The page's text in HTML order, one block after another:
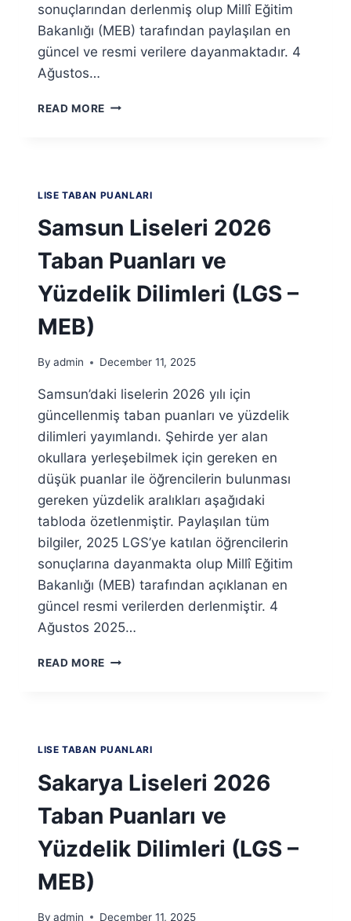
sonuçlarından derlenmiş olup Millî Eğitim
Bakanlığı (MEB) tarafından paylaşılan en
güncel ve resmi verilere dayanmaktadır. 4
Ağustos…
READ MORE SIIRT
YÜZDELIK
DILIMLERI
(LGS
–
MEB)
LISE TABAN PUANLARI
Samsun Liseleri 2026
Taban Puanları ve
Yüzdelik Dilimleri (LGS –
MEB)
By admin December 11, 2025
Samsun’daki liselerin 2026 yılı için
güncellenmiş taban puanları ve yüzdelik
dilimleri yayımlandı. Şehirde yer alan
okullara yerleşebilmek için gereken en
düşük puanlar ile öğrencilerin bulunması
gereken yüzdelik aralıkları aşağıdaki
tabloda özetlenmiştir. Paylaşılan tüm
bilgiler, 2025 LGS’ye katılan öğrencilerin
sonuçlarına dayanmakta olup Millî Eğitim
Bakanlığı (MEB) tarafından açıklanan en
güncel resmi verilerden derlenmiştir. 4
Ağustos 2025…
READ MORE SAMSUN
DILIMLERI
(LGS
–
MEB)
LISE TABAN PUANLARI
Sakarya Liseleri 2026
Taban Puanları ve
Yüzdelik Dilimleri (LGS –
MEB)
By admin December 11, 2025